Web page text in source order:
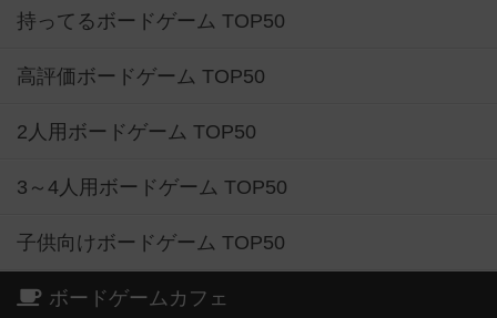
持ってるボードゲーム TOP50
高評価ボードゲーム TOP50
2人用ボードゲーム TOP50
3～4人用ボードゲーム TOP50
子供向けボードゲーム TOP50
ボードゲームカフェ